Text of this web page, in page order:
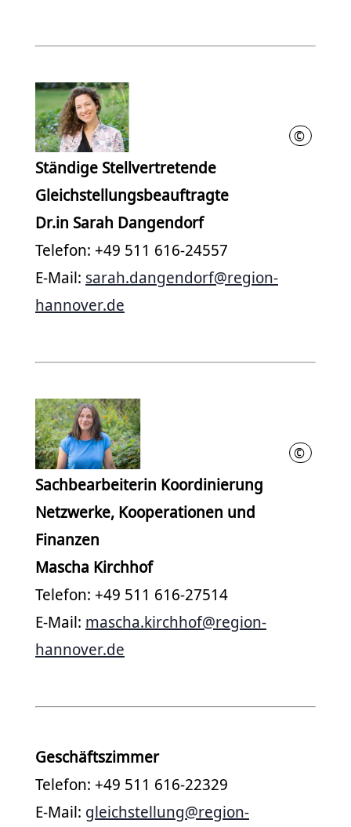
©
Ständige Stellvertretende
Gleichstellungsbeauftragte
Dr.in Sarah Dangendorf
Telefon: +49 511 616-24557
E-Mail: sarah.dangendorf@region-
hannover.de
© Region
Sachbearbeiterin Koordinierung
Netzwerke, Kooperationen und
Finanzen
Mascha Kirchhof
Telefon: +49 511 616-27514
E-Mail: mascha.kirchhof@region-
hannover.de
Geschäftszimmer
Telefon: +49 511 616-22329
E-Mail: gleichstellung@region-